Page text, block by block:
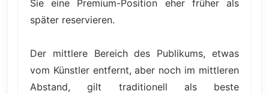
Sie eine Premium-Position eher früher als
später reservieren.
Der mittlere Bereich des Publikums, etwas
vom Künstler entfernt, aber noch im mittleren
Abstand, gilt traditionell als beste